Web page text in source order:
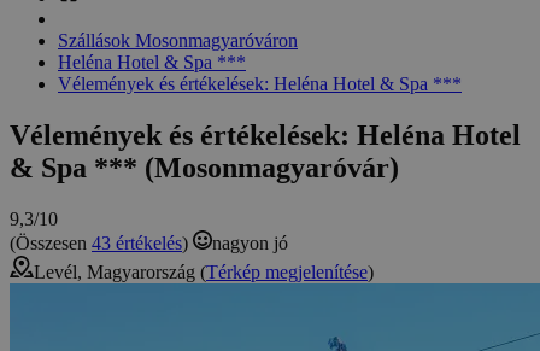
Szállások Mosonmagyaróváron
Heléna Hotel & Spa ***
Vélemények és értékelések: Heléna Hotel & Spa ***
Vélemények és értékelések: Heléna Hotel
& Spa *** (Mosonmagyaróvár)
9,3/10
(Összesen 43 értékelés)
nagyon jó
Levél, Magyarország (Térkép megjelenítése)